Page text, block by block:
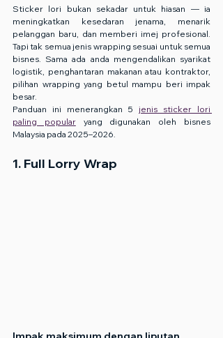
Sticker lori bukan sekadar untuk hiasan — ia
meningkatkan kesedaran jenama, menarik
pelanggan baru, dan memberi imej profesional.
Tapi tak semua jenis wrapping sesuai untuk semua
bisnes. Sama ada anda mengendalikan syarikat
logistik, penghantaran makanan atau kontraktor,
pilihan wrapping yang betul mampu beri impak
besar.
Panduan ini menerangkan 5 jenis sticker lori
paling popular yang digunakan oleh bisnes
Malaysia pada 2025–2026.
1. Full Lorry Wrap